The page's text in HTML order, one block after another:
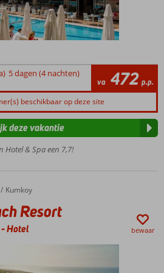
5 dagen (4 nachten)
va 472 p.p.
beschikbaar op deze site
Hotel & Spa een 7,7!
deze vakantie
Kumkoy
Resort
-Hotel bewaar